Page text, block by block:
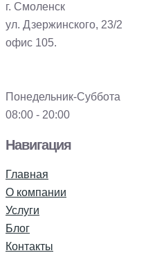
г. Смоленск
ул. Дзержинского, 23/2
офис 105.
Понедельник-Суббота
08:00 - 20:00
Навигация
Главная
О компании
Услуги
Блог
Контакты